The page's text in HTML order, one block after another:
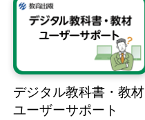
デジタル教科書・教材
ユーザーサポート